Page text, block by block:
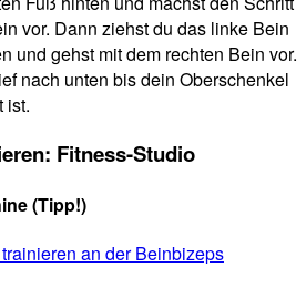
vor. Dann ziehst du das linke Bein
und gehst mit dem rechten Bein vor.
nach unten bis dein Oberschenkel
ist.
Fitness-Studio
(Tipp!)